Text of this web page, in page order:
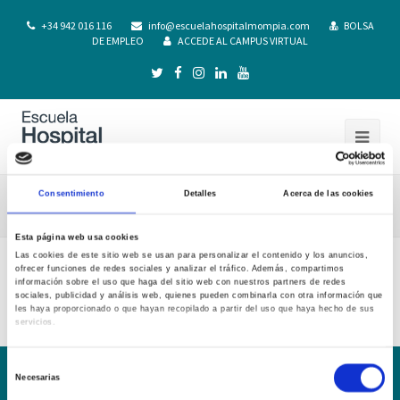
Consentimiento Detalles Acerca de las cookies
Esta página web usa cookies
Las cookies de este sitio web se usan para personalizar el contenido y los anuncios,
ofrecer funciones de redes sociales y analizar el tráfico. Además, compartimos
información sobre el uso que haga del sitio web con nuestros partners de redes
sociales, publicidad y análisis web, quienes pueden combinarla con otra información que
les haya proporcionado o que hayan recopilado a partir del uso que haya hecho de sus
servicios.
Necesarias
+34 942 016 116 info@escuelahospitalmompia.com
BOLSA
DE EMPLEO
ACCEDE AL CAMPUS VIRTUAL
Procedimiento Admision 21-22
Procedimiento Admision 21-22